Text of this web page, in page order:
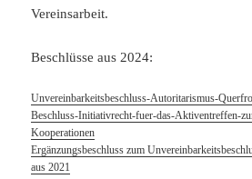
Vereinsarbeit.
Beschlüsse aus 2024:
Unvereinbarkeitsbeschluss-Autoritarismus-
Beschluss-Initiativrecht-fuer-das-Aktiventreffen-
Kooperationen
Ergänzungsbeschluss zum
aus 2021